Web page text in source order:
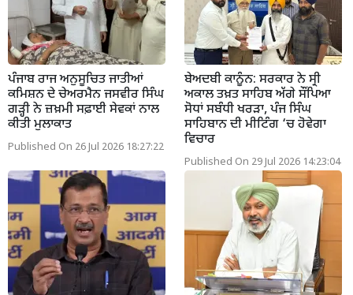
ਪੰਜਾਬ ਰਾਜ ਅਨੁਸੂਚਿਤ ਜਾਤੀਆਂ
ਕਮਿਸ਼ਨ ਦੇ ਚੇਅਰਮੈਨ ਜਸਵੀਰ ਸਿੰਘ
ਗੜ੍ਹੀ ਨੇ ਜ਼ਖ਼ਮੀ ਸਫ਼ਾਈ ਸੇਵਕਾਂ ਨਾਲ
ਕੀਤੀ ਮੁਲਾਕਾਤ
Published On 26 Jul 2026 18:27:22
ਬੇਅਦਬੀ ਕਾਨੂੰਨ: ਸਰਕਾਰ ਨੇ ਸ੍ਰੀ
ਅਕਾਲ ਤਖ਼ਤ ਸਾਹਿਬ ਅੱਗੇ ਸੌਂਪਿਆ
ਸੋਧਾਂ ਸਬੰਧੀ ਖਰੜਾ, ਪੰਜ ਸਿੰਘ
ਸਾਹਿਬਾਨ ਦੀ ਮੀਟਿੰਗ ‘ਚ ਹੋਵੇਗਾ
ਵਿਚਾਰ
Published On 29 Jul 2026 14:23:04